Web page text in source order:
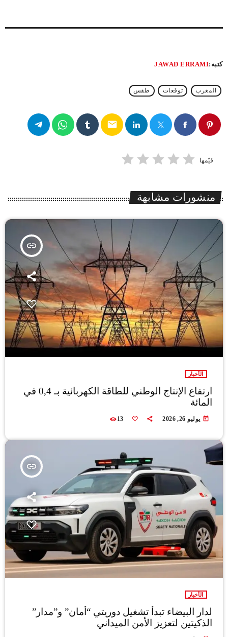
كتبه:JAWAD ERRAMI
المغرب توقعات طقس
email
قيّمها
منشورات مشابهة
insert_link
الأخبار
ارتفاع الإنتاج الوطني للطاقة الكهربائية بـ 0,4 في
المائة
today يوليو 26, 2026 13
insert_link
الأخبار
لدار البيضاء تبدأ تشغيل دوريتي “أمان” و”مدار”
الذكيتين لتعزيز الأمن الميداني